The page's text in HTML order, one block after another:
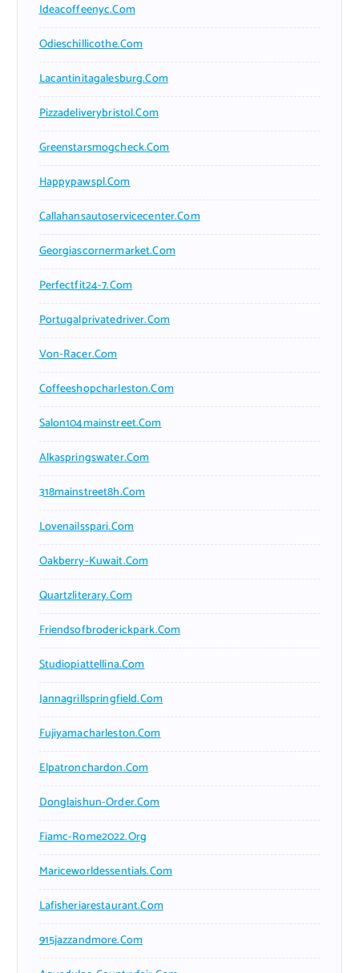
Ideacoffeenyc.com
Odieschillicothe.com
Lacantinitagalesburg.com
Pizzadeliverybristol.com
Greenstarsmogcheck.com
Happypawspl.com
Callahansautoservicecenter.com
Georgiascornermarket.com
Perfectfit24-7.com
Portugalprivatedriver.com
Von-Racer.com
Coffeeshopcharleston.com
Salon104mainstreet.com
Alkaspringswater.com
318mainstreet8h.com
Lovenailsspari.com
Oakberry-Kuwait.com
Quartzliterary.com
Friendsofbroderickpark.com
Studiopiattellina.com
Jannagrillspringfield.com
Fujiyamacharleston.com
Elpatronchardon.com
Donglaishun-Order.com
Fiamc-Rome2022.org
Mariceworldessentials.com
Lafisheriarestaurant.com
915jazzandmore.com